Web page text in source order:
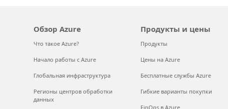
Обзор Azure
Что такое Azure?
Начало работы с Azure
Глобальная инфраструктура
Регионы центров обработки
данных
Продукты и цены
Продукты
Цены на Azure
Бесплатные службы Azure
Гибкие варианты покупки
FinOps в Azure